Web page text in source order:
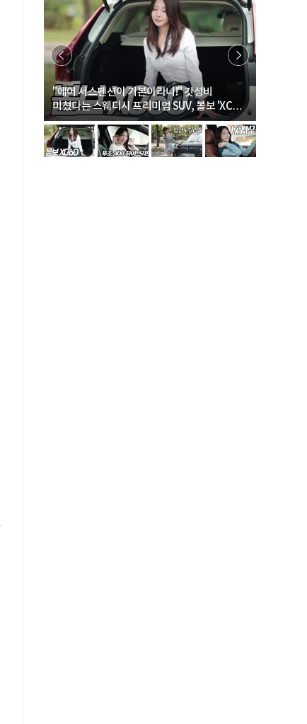
"에어 서스펜션이 기본이라니!" 갓성비
미쳤다는 스웨디시 프리미엄 SUV, 볼보 'XC60
B5 울트라'